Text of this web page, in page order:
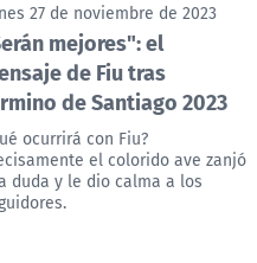
27 de noviembre de 2023
mejores": el
de Fiu tras
de Santiago 2023
ocurrirá con Fiu?
el colorido ave zanjó
duda y le dio calma a los